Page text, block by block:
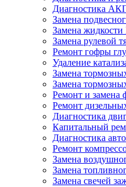
Диагностика
Замена
Замена
Замена рулевой
Ремонт гофры
Удаление
Замена
Замена
Ремонт и замена
Ремонт
Диагностика
Капитальный
Диагностика
Ремонт
Замена
Замена
Замена свечей